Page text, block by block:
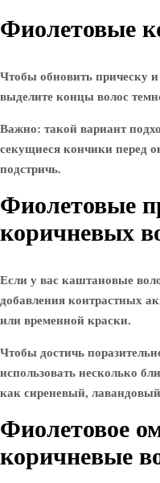
Фиолетовые
Чтобы обновить прическу
выделите концы волос
Важно: такой вариант
секущиеся кончики перед
подстричь.
Фиолетовые
коричневых
Если у вас каштановые
добавления контрастных
или временной краски.
Чтобы достичь
использовать несколько
как сиреневый,
Фиолетовое
коричневые